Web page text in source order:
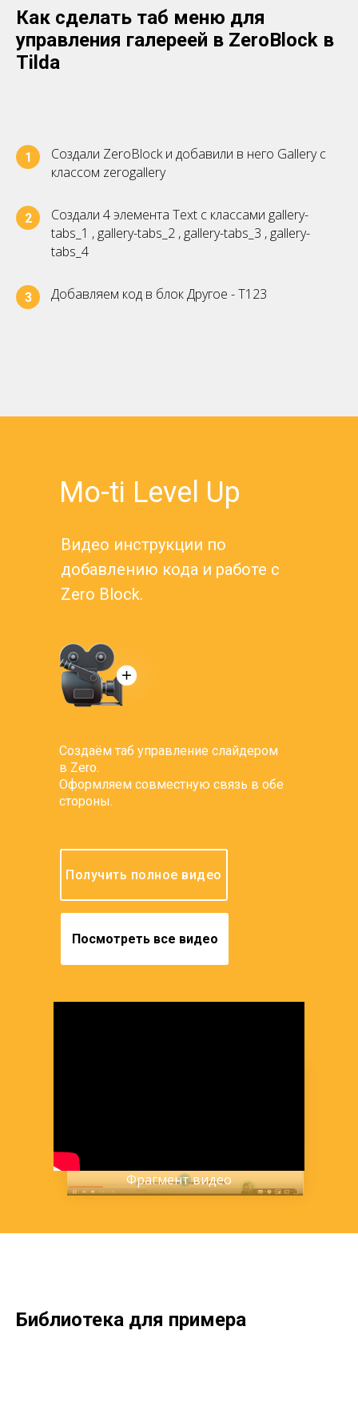
Как сделать таб меню для
управления галереей в ZeroBlock в
Tilda
1
Создали ZeroBlock и добавили в него Gallery с
классом zerogallery
2
Создали 4 элемента Text с классами gallery-
tabs_1 , gallery-tabs_2 , gallery-tabs_3 , gallery-
tabs_4
3 Добавляем код в блок Другое - Т123
Mo-ti Level Up
Видео инструкции по
добавлению кода и работе с
Zero Block.
Получить полное видео
Посмотреть все видео
Создаём таб управление слайдером
в Zero.
Оформляем совместную связь в обе
стороны.
Фрагмент видео
Библиотека для примера